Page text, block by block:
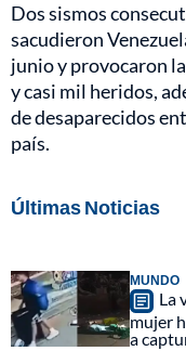
Dos sismos
sacudieron
junio y provocaron
y casi mil heridos,
de desaparecidos
país.
Últimas Noticias
MUNDO
La
mujer
a